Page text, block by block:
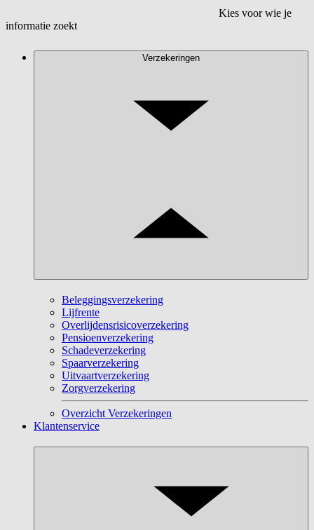
Kies voor wie je
informatie zoekt
Verzekeringen
Beleggingsverzekering
Lijfrente
Overlijdensrisicoverzekering
Pensioenverzekering
Schadeverzekering
Spaarverzekering
Uitvaartverzekering
Zorgverzekering
Overzicht Verzekeringen
Klantenservice